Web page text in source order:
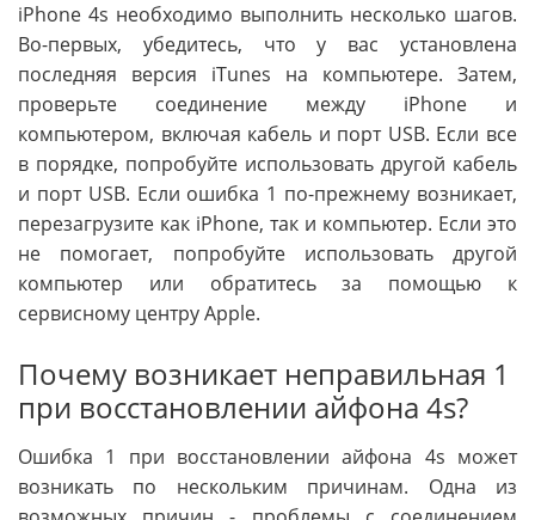
iPhone 4s необходимо выполнить несколько шагов.
Во-первых, убедитесь, что у вас установлена
последняя версия iTunes на компьютере. Затем,
проверьте соединение между iPhone и
компьютером, включая кабель и порт USB. Если все
в порядке, попробуйте использовать другой кабель
и порт USB. Если ошибка 1 по-прежнему возникает,
перезагрузите как iPhone, так и компьютер. Если это
не помогает, попробуйте использовать другой
компьютер или обратитесь за помощью к
сервисному центру Apple.
Почему возникает неправильная 1
при восстановлении айфона 4s?
Ошибка 1 при восстановлении айфона 4s может
возникать по нескольким причинам. Одна из